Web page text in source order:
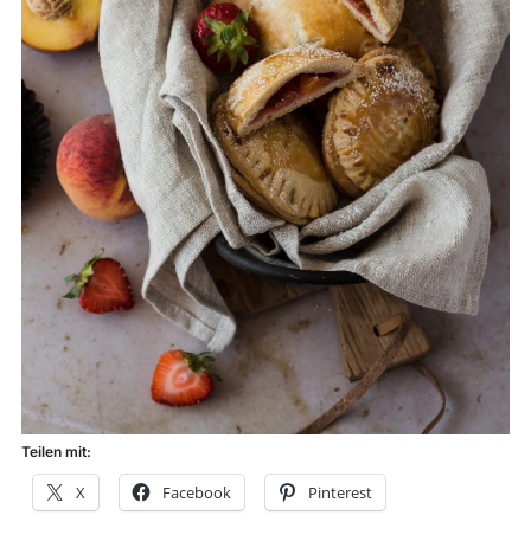
Teilen mit:
X Facebook Pinterest